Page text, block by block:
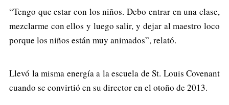
“Tengo que estar con los niños. Debo entrar en una clase,
mezclarme con ellos y luego salir, y dejar al maestro loco
porque los niños están muy animados”, relató.
Llevó la misma energía a la escuela de St. Louis Covenant
cuando se convirtió en su director en el otoño de 2013.